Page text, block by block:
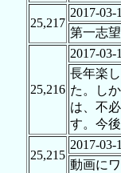
25,217
2017-03-
第一志
25,216
2017-03-
長年楽
た。し
は、不
す。今
25,215
2017-03-
動画に